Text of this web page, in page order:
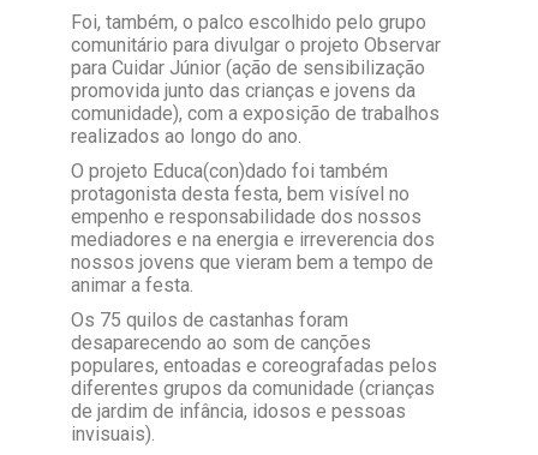
Foi, também, o palco escolhido pelo grupo
comunitário para divulgar o projeto Observar
para Cuidar Júnior (ação de sensibilização
promovida junto das crianças e jovens da
comunidade), com a exposição de trabalhos
realizados ao longo do ano.
O projeto Educa(con)dado foi também
protagonista desta festa, bem visível no
empenho e responsabilidade dos nossos
mediadores e na energia e irreverencia dos
nossos jovens que vieram bem a tempo de
animar a festa.
Os 75 quilos de castanhas foram
desaparecendo ao som de canções
populares, entoadas e coreografadas pelos
diferentes grupos da comunidade (crianças
de jardim de infância, idosos e pessoas
invisuais).